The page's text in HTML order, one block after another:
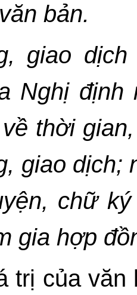
bản.
giao
Nghị
thời
giao dịch;
chữ
gia hợp
trị của